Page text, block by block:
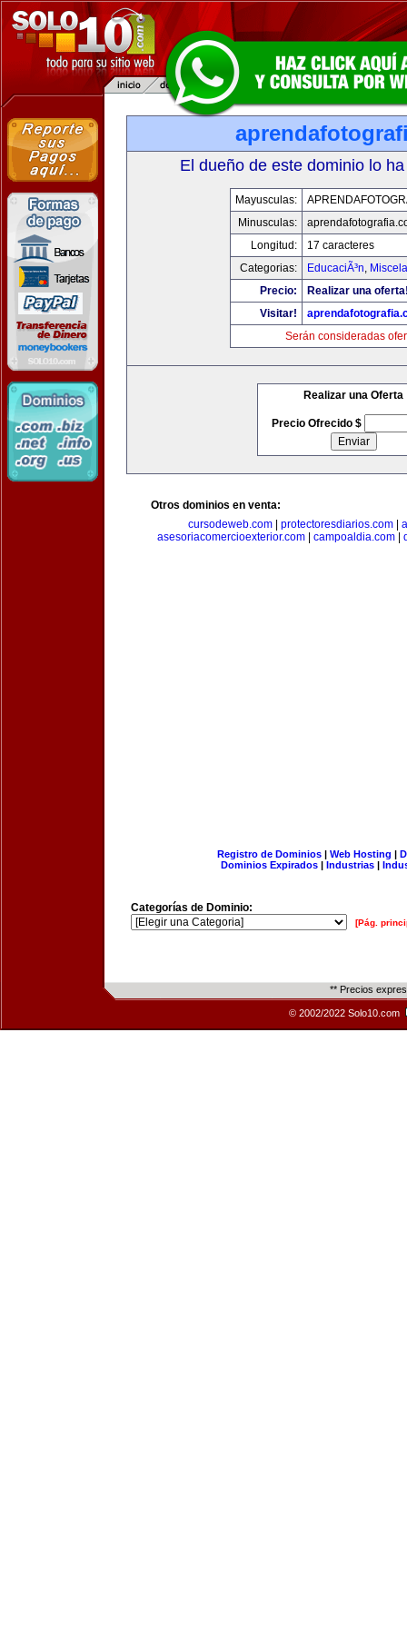
El dueño de este dominio lo
Mayusculas:
Minusculas:
Longitud:
17 caracteres
Categorias:
EducaciÃ³n,
Precio:
Realizar una
Visitar!
Serán consideradas
Realizar una Oferta
Precio Ofrecido $
Otros dominios en venta:
cursodeweb.com
protectoresdiarios.com
asesoriacomercioexterior.com
campoaldia.com
Registro de Dominios| Web Hosting |
Dominios Expirados | Industrias |
Categorías de Dominio:
[Pág.
** Precios
© 2002/2022 Solo10.com